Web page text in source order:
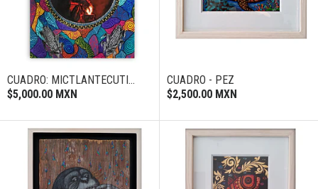
CUADRO: MICTLANTECUTI...
$5,000.00 MXN
CUADRO - PEZ
$2,500.00 MXN